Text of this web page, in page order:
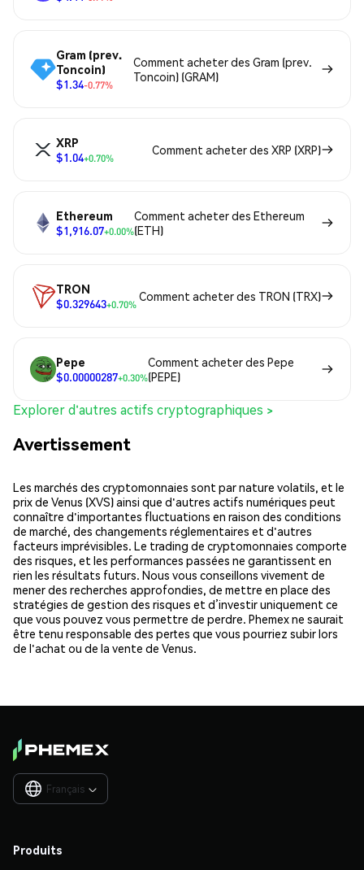
Gram (prev.
Toncoin)
$1.34-0.77%
Comment acheter des Gram (prev.
Toncoin) (GRAM)
XRP
$1.04+0.70%
Comment acheter des XRP (XRP)
Ethereum
$1,916.07+0.00%
Comment acheter des Ethereum
(ETH)
TRON
$0.329643+0.70%
Comment acheter des TRON (TRX)
Pepe
$0.00000287+0.30%
Comment acheter des Pepe
(PEPE)
Explorer d'autres actifs cryptographiques >
Avertissement
Les marchés des cryptomonnaies sont par nature volatils, et le
prix de Venus (XVS) ainsi que d'autres actifs numériques peut
connaître d'importantes fluctuations en raison des conditions
de marché, des changements réglementaires et d'autres
facteurs imprévisibles. Le trading de cryptomonnaies comporte
des risques, et les performances passées ne garantissent en
rien les résultats futurs. Nous vous conseillons vivement de
mener des recherches approfondies, de mettre en place des
stratégies de gestion des risques et d’investir uniquement ce
que vous pouvez vous permettre de perdre. Phemex ne saurait
être tenu responsable des pertes que vous pourriez subir lors
de l'achat ou de la vente de Venus.
Français 
Produits